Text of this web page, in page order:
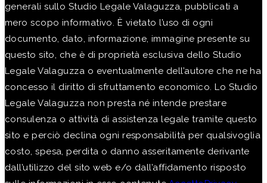
generali sullo Studio Legale Valaguzza, pubblicati a
mero scopo informativo. È vietato l’uso di ogni
documento, dato, informazione, immagine presente su
questo sito, che è di proprietà esclusiva dello Studio
Legale Valaguzza o eventualmente dell’autore che ne ha
concesso il diritto di sfruttamento economico. Lo Studio
Legale Valaguzza non presta né intende prestare
consulenza o attività di assistenza legale tramite questo
sito e perciò declina ogni responsabilità per qualsivoglia
costo, spesa, perdita o danno asseritamente derivante
dall’utilizzo del sito web e/o dall’affidamento risposto